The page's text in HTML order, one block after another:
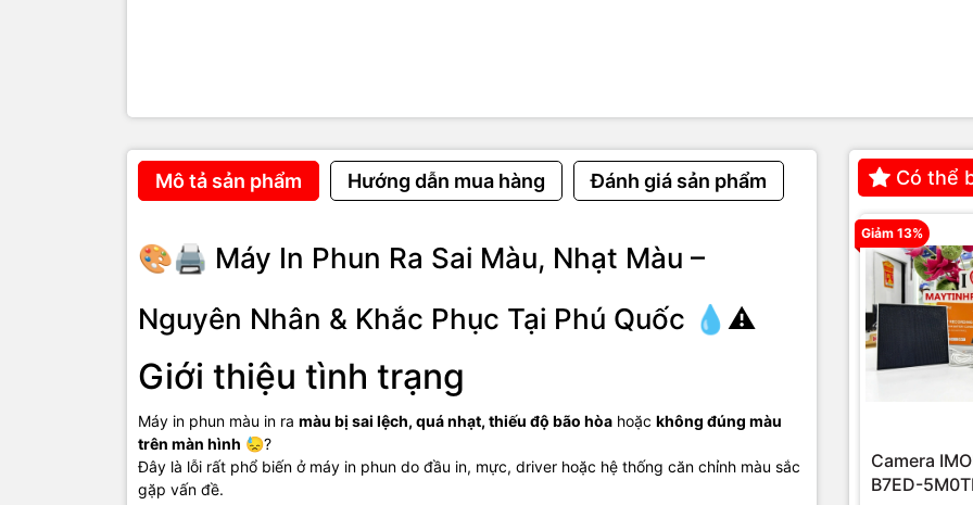
Mô tả sản phẩm Hướng dẫn mua hàng Đánh giá sản phẩm
🎨🖨️ Máy In Phun Ra Sai Màu, Nhạt Màu –
Nguyên Nhân & Khắc Phục Tại Phú Quốc 💧⚠️
Giới thiệu tình trạng
Máy in phun màu in ra màu bị sai lệch, quá nhạt, thiếu độ bão hòa hoặc không đúng màu
trên màn hình 😓?
Đây là lỗi rất phổ biến ở máy in phun do đầu in, mực, driver hoặc hệ thống căn chỉnh màu sắc
gặp vấn đề.
Có thể
Giảm 13%
Camera
B7ED-
- In ảnh bịngã xanh, ngã vàng hoặc ám hồng.
- In test màu bị thiếu 1–2 ô màu hoặc xuất hiện sọc trắng.
- Hộp mực còn nhưng bản in vẫn nhạt → nghi nghẹt đầu in.
Những linh kiện cần chú ý
- Hộp mực màu C/M/Y/K 💧
- Bộ dẫn mực, ống mực, bộ cấp mực liên tục
- Driver, phần mềm căn chỉnh (Utility Tools)